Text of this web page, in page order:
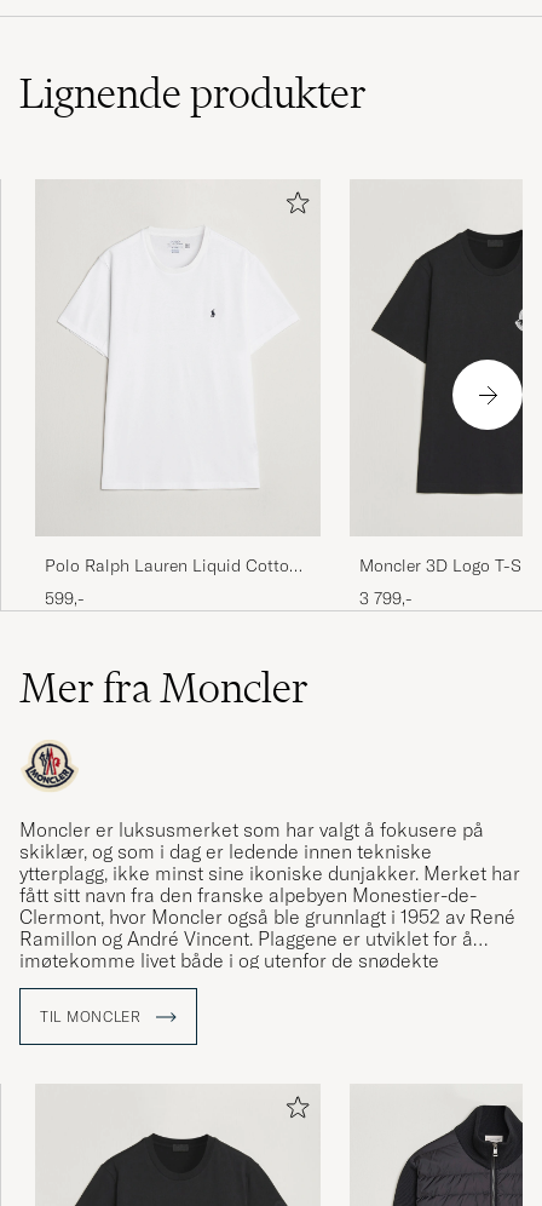
Lignendeprodukter
Polo Ralph Lauren Liquid Cotton
Crew Neck T-Shirt White
599,-
Moncler 3D Logo T-
3 799,-
Mer fra Moncler
Moncler er luksusmerket som har valgt å fokusere på
skiklær, og som i dag er ledende innen tekniske
ytterplagg, ikke minst sine ikoniske dunjakker. Merket har
fått sitt navn fra den franske alpebyen Monestier-de-
Clermont, hvor Moncler også ble grunnlagt i 1952 av René
Ramillon og André Vincent. Plaggene er utviklet for å
imøtekomme livet både i og utenfor de snødekte
bakkene, og appellerer til både vintersportentusiaster og
av Moncler og tilbyr et nøye utvalgt sortiment av merkets
ikoniske plagg.
TIL MONCLER